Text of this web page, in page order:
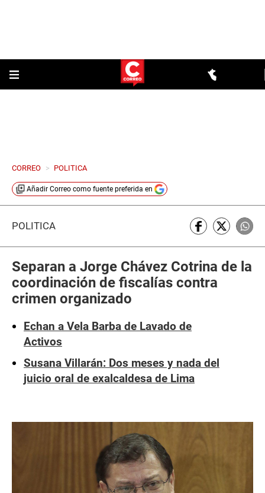
CORREO > POLITICA
Añadir Correo como fuente preferida en
POLÍTICA
Separan a Jorge Chávez Cotrina de la
coordinación de fiscalías contra
crimen organizado
Echan a Vela Barba de Lavado de
Activos
Susana Villarán: Dos meses y nada del
juicio oral de exalcaldesa de Lima